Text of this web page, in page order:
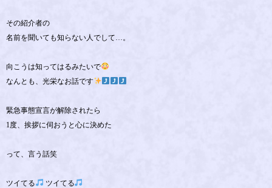
その紹介者の
名前を聞いても知らない人でして…。
向こうは知ってはるみたいで
なんとも、光栄なお話です
緊急事態宣言が解除されたら
1度、挨拶に伺おうと心に決めた
って、言う話笑
ツイてる ツイてる